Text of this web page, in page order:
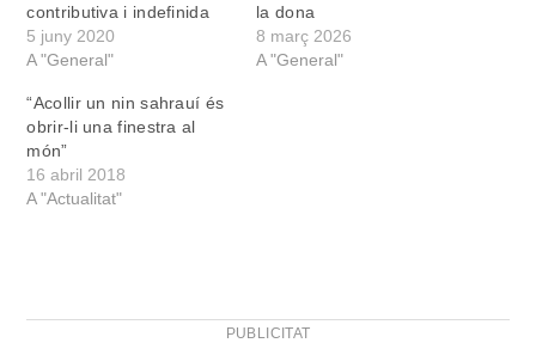
contributiva i indefinida
5 juny 2020
A "General"
la dona
8 març 2026
A "General"
“Acollir un nin sahrauí és
obrir-li una finestra al
món”
16 abril 2018
A "Actualitat"
PUBLICITAT